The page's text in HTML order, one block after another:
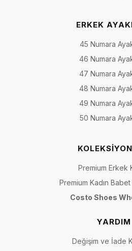
ERKEK
45 Numara
46 Numara
47 Numara
48 Numara
49 Numara
50 Numara
Premium Erkek
Premium Kadın
Costo Shoes
YARDIM
Değişim ve İade